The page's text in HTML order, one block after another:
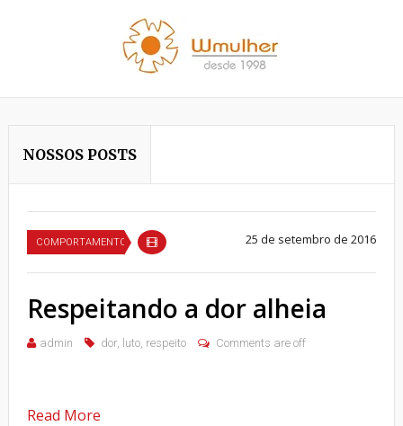
NOSSOS POSTS
COMPORTAMENTO 25 de setembro de 2016
Respeitando a dor alheia
admin dor, luto, respeito Comments are off
Read More